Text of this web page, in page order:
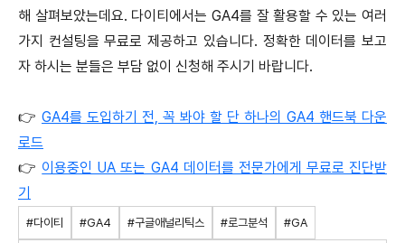
해 살펴보았는데요. 다이티에서는 GA4를 잘 활용할 수 있는 여러
가지 컨설팅을 무료로 제공하고 있습니다. 정확한 데이터를 보고
자 하시는 분들은 부담 없이 신청해 주시기 바랍니다.
👉 GA4를 도입하기 전, 꼭 봐야 할 단 하나의 GA4 핸드북 다운
로드
👉 이용중인 UA 또는 GA4 데이터를 전문가에게 무료로 진단받
기
#다이티 #GA4 #구글애널리틱스 #로그분석 #GA